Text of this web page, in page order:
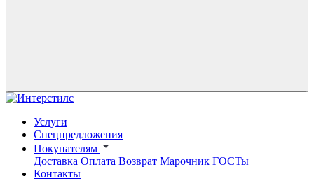
Услуги
Спецпредложения
Покупателям
Доставка Оплата Возврат Марочник ГОСТы
Контакты